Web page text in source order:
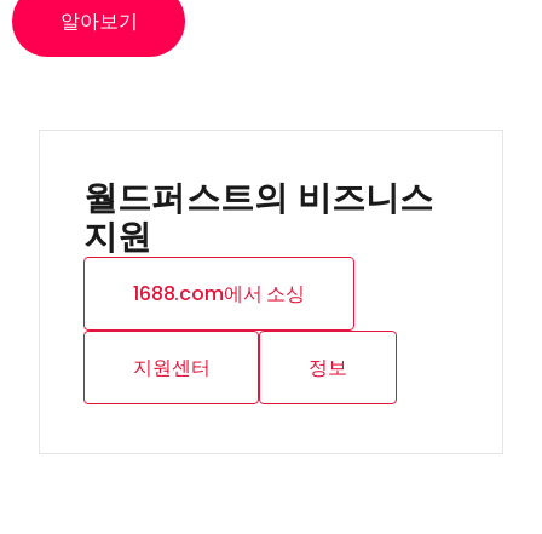
알아보기
월드퍼스트의 비즈니스
지원
1688.com에서 소싱
지원센터 정보